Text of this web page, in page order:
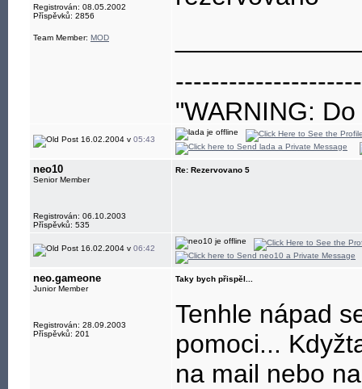
Registrován: 08.05.2002
Příspěvků: 2856
Team Member: MOD
"WARNING:
eye"
16.02.2004 v 05:43
neo10
Senior Member
Registrován: 06.10.2003
Příspěvků: 535
Re: Rezervovano 5
16.02.2004 v 06:42
neo.gameone
Junior Member
Registrován: 28.09.2003
Příspěvků: 201
Taky bych přispěl...
Tenhle nápad
pomoci...
na mail nebo